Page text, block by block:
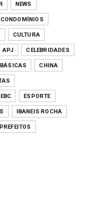
NEWS
CONDOMÍNIOS
CULTURA
APJ CELEBRIDADES
CHINA
EBC ESPORTE
IBANEIS ROCHA
PREFEITOS